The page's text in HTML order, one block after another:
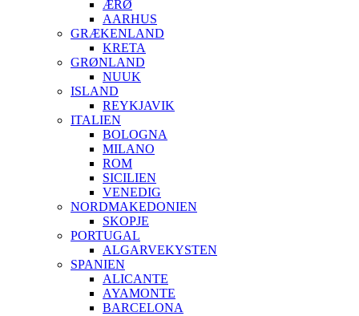
ÆRØ
AARHUS
GRÆKENLAND
KRETA
GRØNLAND
NUUK
ISLAND
REYKJAVIK
ITALIEN
BOLOGNA
MILANO
ROM
SICILIEN
VENEDIG
NORDMAKEDONIEN
SKOPJE
PORTUGAL
ALGARVEKYSTEN
SPANIEN
ALICANTE
AYAMONTE
BARCELONA